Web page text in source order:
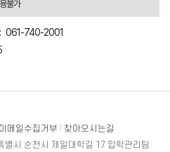
불가
061-740-2001
이메일수집거부
찾아오시는길
별시 순천시 제일대학길 17 입학관리팀